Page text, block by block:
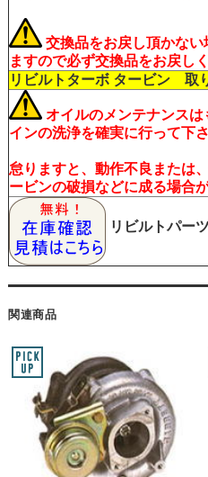
交換品をお戻し頂かない
ますので必ず交換品をお戻しく
リビルトターボ タービン 取
オイルのメンテナンスは
インの洗浄を確実に行って下さ
怠りますと、動作不良または
ービンの破損などに成る場合
リビルトパーツ
関連商品